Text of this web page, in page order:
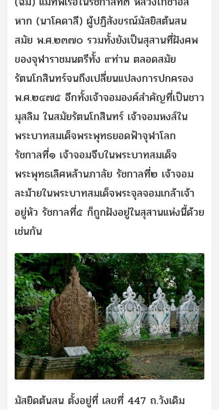
หาก (นาโคดาลี) ผู้ปฏิสังขรณ์มัสยิสต้นสน
สมัย พ.ศ.๒๓๗๐ รวมทั้งยังเป็นสุสานที่ฝังศพ
ของจุฬาราชมนตรีทั้ง ๙ท่าน ตลอดสมัย
รัตนโกสินทร์จนถึงเปลี่ยนแปลงการปกครอง
พ.ศ.๒๔๗๕ อีกทั้งเจ้าจอมองค์สำคัญที่เป็นชาว
มุสลิม ในสมัยรัตนโกสินทร์ เจ้าจอมหงส์ใน
พระบาทสมเด็จพระพุทธยอดฟ้าจุฬาโลก
รัชกาลที่๑ เจ้าจอมจีบในพระบาทสมเด็จ
พระพุทธเลิศหล้านภาลัย รัชกาลที่๒ เจ้าจอม
ละม้ายในพระบาทสมเด็จพระจุลจอมเกล้าเจ้า
อยู่หัว รัชกาลที่๕ ก็ถูกฝังอยู่ในสุสานแห่งนี้ด้วย
เช่นกัน
มัสยิดต้นสน ตั้งอยู่ที่ เลขที่ 447 ถ.วังเดิม